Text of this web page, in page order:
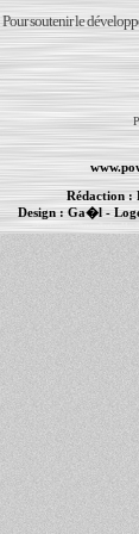
Pour soutenir le
Rédaction :
Design :Ga�l -